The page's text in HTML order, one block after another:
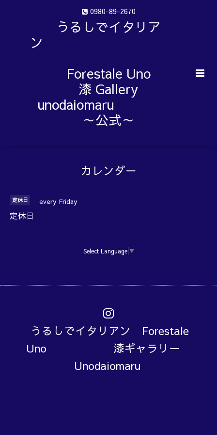
0980-89-2670
うるしでイタリア
ン
Forestale Uno
漆 Gallery
unodaiomaru
～公式～
カレンダー
定休日 every Friday
定休日
Select Language ▼
うるしでイタリアン Forestale
Uno 漆ギャラリー
Unodaiomaru